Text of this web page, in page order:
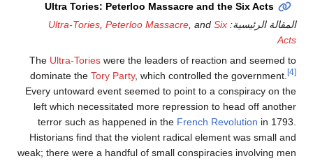
Ultra Tories: Peterloo Massacre and the Six Acts
المقالة الرئيسية:
Ultra-Tories Peterloo Massacre , and Six
Acts
The Ultra-Tories were the leaders of reaction and seemed to
dominate the Tory Party, which controlled the government. [4]
Every untoward event seemed to point to a conspiracy on the
left which necessitated more repression to head off another
terror such as happened in the French Revolution in 1793.
Historians find that the violent radical element was small and
weak; there were a handful of small conspiracies involving men